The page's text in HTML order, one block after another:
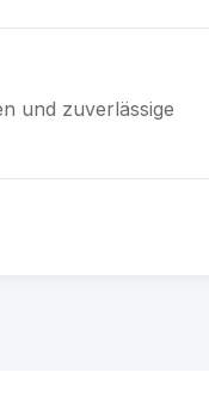
und zuverlässige